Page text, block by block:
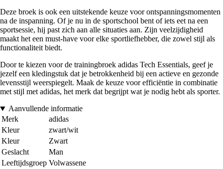
Deze broek is ook een uitstekende keuze voor ontspanningsmomenten
na de inspanning. Of je nu in de sportschool bent of iets eet na een
sportsessie, hij past zich aan alle situaties aan. Zijn veelzijdigheid
maakt het een must-have voor elke sportliefhebber, die zowel stijl als
functionaliteit biedt.
Door te kiezen voor de trainingbroek adidas Tech Essentials, geef je
jezelf een kledingstuk dat je betrokkenheid bij een actieve en gezonde
levensstijl weerspiegelt. Maak de keuze voor efficiëntie in combinatie
met stijl met adidas, het merk dat begrijpt wat je nodig hebt als sporter.
Aanvullende informatie
Merk
adidas
Kleur
zwart/wit
Kleur
Zwart
Geslacht
Man
Leeftijdsgroep Volwassene